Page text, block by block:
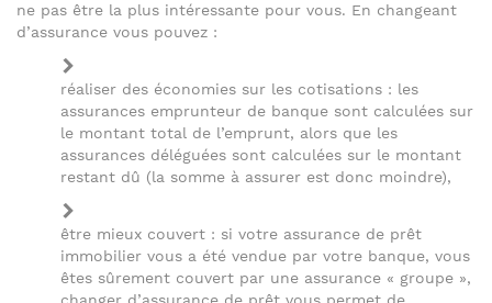
ne pas être la plus intéressante pour vous. En changeant
d’assurance vous pouvez :
réaliser des économies sur les cotisations : les
assurances emprunteur de banque sont calculées sur
le montant total de l’emprunt, alors que les
assurances déléguées sont calculées sur le montant
restant dû (la somme à assurer est donc moindre),
être mieux couvert : si votre assurance de prêt
immobilier vous a été vendue par votre banque, vous
êtes sûrement couvert par une assurance « groupe »,